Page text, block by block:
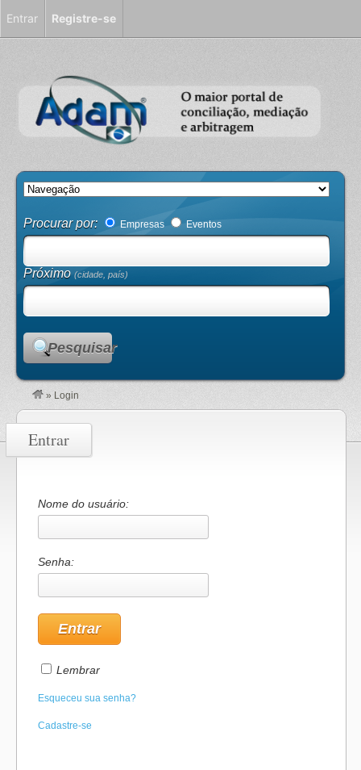
Procurar por: Empresas Eventos
Próximo (cidade, país)
Pesquisar
» Login
Entrar
Nome do usuário:
Senha:
Lembrar
Esqueceu sua senha?
Cadastre-se
Entrar Registre-se